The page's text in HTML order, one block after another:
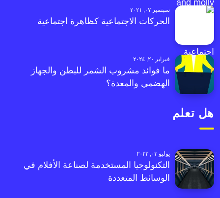
سبتمبر ٠٧, ٢٠٢١
الحركات الاجتماعية كظاهرة اجتماعية
فبراير ٢٠, ٢٠٢٤
ما فوائد مشروب الشمر للبطن والجهاز
الهضمي والمعدة؟
هل تعلم
يوليو ٠٣, ٢٠٢٢
التكنولوجيا المستخدمة لصناعة الأفلام في
الوسائط المتعددة